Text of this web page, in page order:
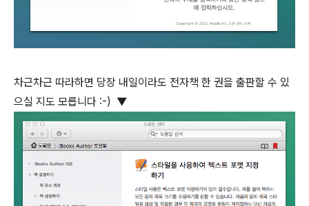
차근차근 따라하면 당장 내일이라도 전자책 한 권을 출판할 수 있
으실 지도 모릅니다 :-) ▼